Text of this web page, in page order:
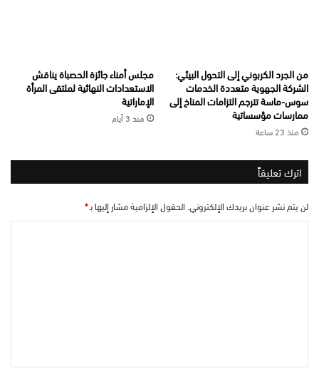
من الجرد الكربوني إلى التحول البيئي:
الشركة الجهوية متعددة الخدمات
سوس-ماسة تترجم التزامات المناخ إلى
ممارسات مؤسساتية
منذ 23 ساعة
مجلس أمناء جائزة الحصباة يناقش
الاستعدادات النهائية لملتقى المرأة
الإماراتية
منذ 3 أيام
اترك تعليقاً
لن يتم نشر عنوان بريدك الإلكتروني. الحقول الإلزامية مشار إليها بـ*